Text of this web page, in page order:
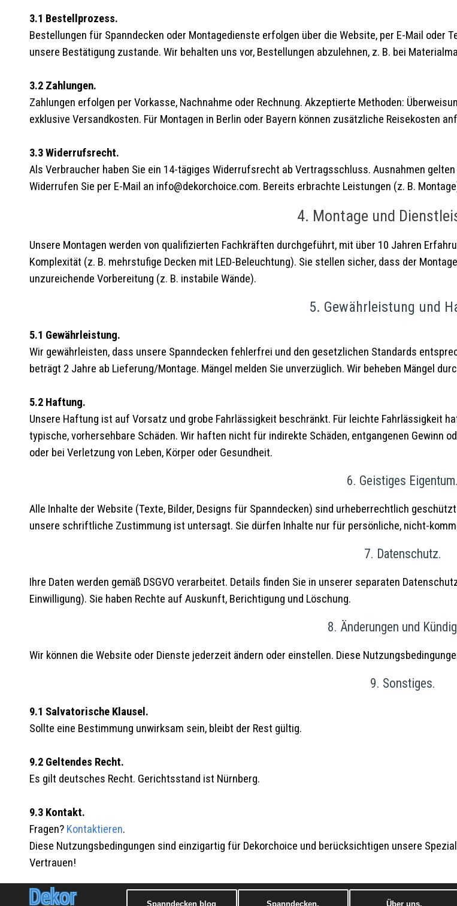
3.1 Bestellprozess.
Bestellungen für Spanndecken oder Montagedienste erfolgen über die Website, per E-Mail oder
unsere Bestätigung zustande. Wir behalten uns vor, Bestellungen abzulehnen, z. B. bei
3.2 Zahlungen.
Zahlungen erfolgen per Vorkasse, Nachnahme oder Rechnung. Akzeptierte Methoden:
exklusive Versandkosten. Für Montagen in Berlin oder Bayern können zusätzliche Reisekosten
3.3 Widerrufsrecht.
Als Verbraucher haben Sie ein 14-tägiges Widerrufsrecht ab Vertragsschluss. Ausnahmen
Widerrufen Sie per E-Mail an info@dekorchoice.com. Bereits erbrachte Leistungen (z. B.
4. Montage und
Unsere Montagen werden von qualifizierten Fachkräften durchgeführt, mit über 10 Jahren
Komplexität (z. B. mehrstufige Decken mit LED-Beleuchtung). Sie stellen sicher, dass der
unzureichende Vorbereitung (z. B. instabile Wände).
5. Gewährleistung und
5.1 Gewährleistung.
Wir gewährleisten, dass unsere Spanndecken fehlerfrei und den gesetzlichen Standards
beträgt 2 Jahre ab Lieferung/Montage. Mängel melden Sie unverzüglich. Wir beheben Mängel
5.2 Haftung.
Unsere Haftung ist auf Vorsatz und grobe Fahrlässigkeit beschränkt. Für leichte Fahrlässigkeit
typische, vorhersehbare Schäden. Wir haften nicht für indirekte Schäden, entgangenen
oder bei Verletzung von Leben, Körper oder Gesundheit.
6. Geistiges Eigentum.
Alle Inhalte der Website (Texte, Bilder, Designs für Spanndecken) sind urheberrechtlich
unsere schriftliche Zustimmung ist untersagt. Sie dürfen Inhalte nur für persönliche, nicht-
7. Datenschutz.
Ihre Daten werden gemäß DSGVO verarbeitet. Details finden Sie in unserer separaten
Einwilligung). Sie haben Rechte auf Auskunft, Berichtigung und Löschung.
8. Änderungen und
Wir können die Website oder Dienste jederzeit ändern oder einstellen. Diese
9. Sonstiges.
9.1 Salvatorische Klausel.
Sollte eine Bestimmung unwirksam sein, bleibt der Rest gültig.
9.2 Geltendes Recht.
Es gilt deutsches Recht. Gerichtsstand ist Nürnberg.
9.3 Kontakt.
Fragen? Kontaktieren.
Diese Nutzungsbedingungen sind einzigartig für Dekorchoice und berücksichtigen unsere
Vertrauen!
Dekor Spanndecken blog Spanndecken. Über uns.